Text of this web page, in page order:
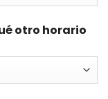
otro horario